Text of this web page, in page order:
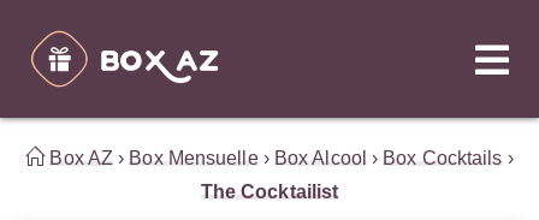
Box AZ › Box Mensuelle› Box Alcool › Box Cocktails ›
The Cocktailist